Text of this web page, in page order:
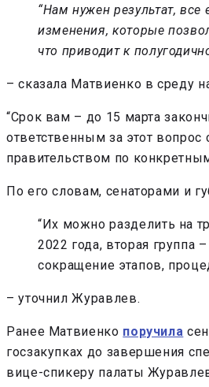
“Нам нужен результат,
изменения, которые
что приводит к
– сказала Матвиенко в среду
“Срок вам – до 15 марта
ответственным за этот
правительством по
По его словам, сенаторами и
“Их можно разделить на
2022 года, вторая
сокращение этапов,
– уточнил Журавлев.
Ранее Матвиенко поручила
госзакупках до завершения
вице-спикеру палаты